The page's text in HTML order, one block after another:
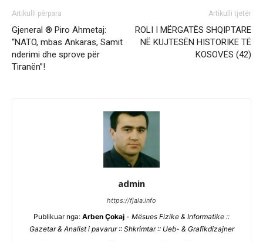
Artikulli përpara
Gjeneral ® Piro Ahmetaj:
“NATO, mbas Ankaras, Samit
nderimi dhe sprove për
Tiranën”!
Artikulli tjetër
ROLI I MËRGATËS SHQIPTARE
NË KUJTESËN HISTORIKE TË
KOSOVËS (42)
admin
https://fjala.info
Publikuar nga: Arben Çokaj - Mësues Fizike & Informatike ::
Gazetar & Analist i pavarur :: Shkrimtar :: Ueb- & Grafikdizajner